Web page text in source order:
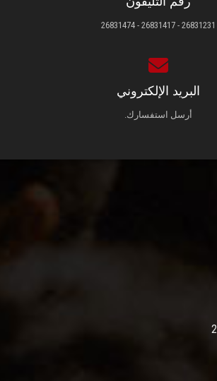
26831231 - 26831417 - 26831474
البريد الإلكتروني
أرسل استفسارك.